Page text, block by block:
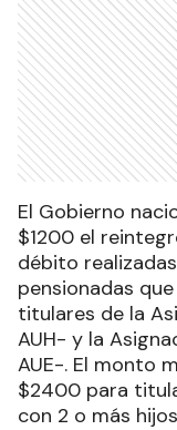
El Gobierno
$1200 el
débito
pensionadas
titulares de la
AUH- y la
AUE-. El monto
$2400 para
con 2 o más